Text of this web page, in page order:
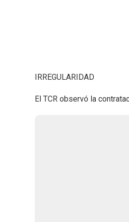
IRREGULARIDAD
El TCR observó la